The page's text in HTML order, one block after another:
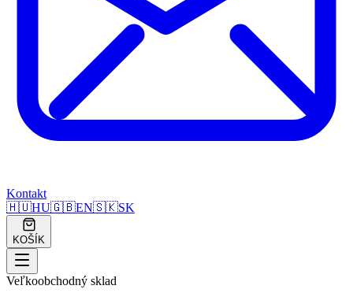
Kontakt
🇭🇺HU🇬🇧EN🇸🇰SK
KOŠÍK
Veľkoobchodný sklad